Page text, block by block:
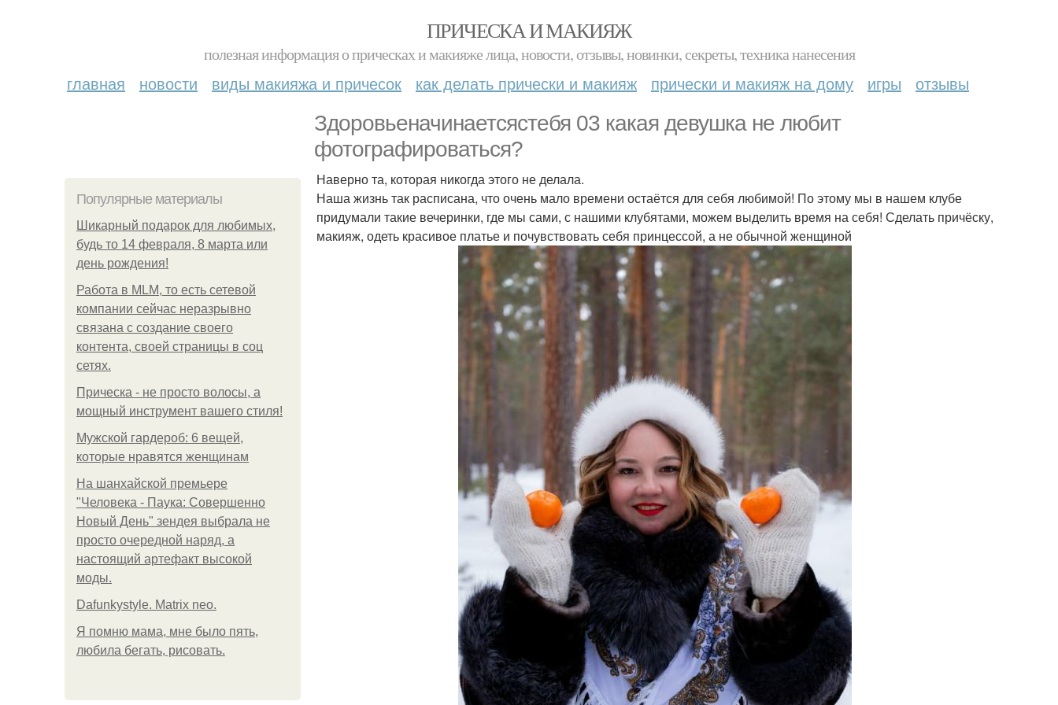
ПРИЧЕСКА И МАКИЯЖ
полезная информация о прическах и макияже лица, новости, отзывы, новинки, секреты, техника нанесения
главная новости виды макияжа и причесок как делать прически и макияж прически и макияж на дому игры отзывы
Здоровьеначинаетсястебя 03 какая девушка не любит
фотографироваться?
Популярные материалы
Шикарный подарок для любимых,
будь то 14 февраля, 8 марта или
день рождения!
Работа в MLM, то есть сетевой
компании сейчас неразрывно
связана с создание своего
контента, своей страницы в соц
сетях.
Прическа - не просто волосы, а
мощный инструмент вашего стиля!
Мужской гардероб: 6 вещей,
которые нравятся женщинам
На шанхайской премьере
"Человека - Паука: Совершенно
Новый День" зендея выбрала не
просто очередной наряд, а
настоящий артефакт высокой
моды.
Dafunkystyle. Matrix neo.
Я помню мама, мне было пять,
любила бегать, рисовать.
Наверно та, которая никогда этого не делала.
Наша жизнь так расписана, что очень мало времени остаётся для себя любимой! По этому мы в нашем клубе
придумали такие вечеринки, где мы сами, с нашими клубятами, можем выделить время на себя! Сделать причёску,
макияж, одеть красивое платье и почувствовать себя принцессой, а не обычной женщиной